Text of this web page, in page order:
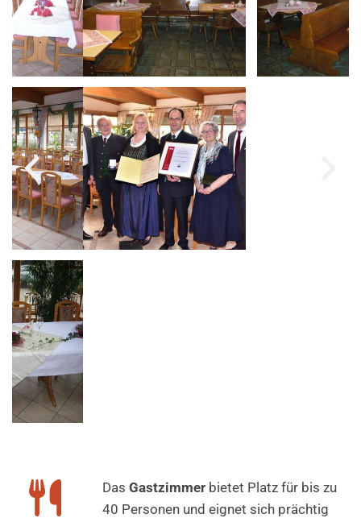
 Das Gastzimmer bietet Platz für bis zu
40 Personen und eignet sich prächtig